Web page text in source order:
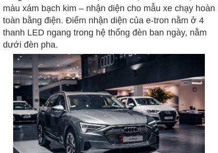
màu xám bạch kim – nhận diện cho mẫu xe chạy hoàn
toàn bằng điện. Điểm nhận diện của e-tron nằm ở 4
thanh LED ngang trong hệ thống đèn ban ngày, nằm
dưới đèn pha.